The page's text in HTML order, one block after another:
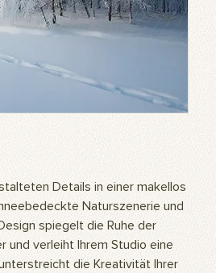
Details in einer makellos
Naturszenerie und
spiegelt die Ruhe der
und verleiht Ihrem Studio eine
die Kreativität Ihrer